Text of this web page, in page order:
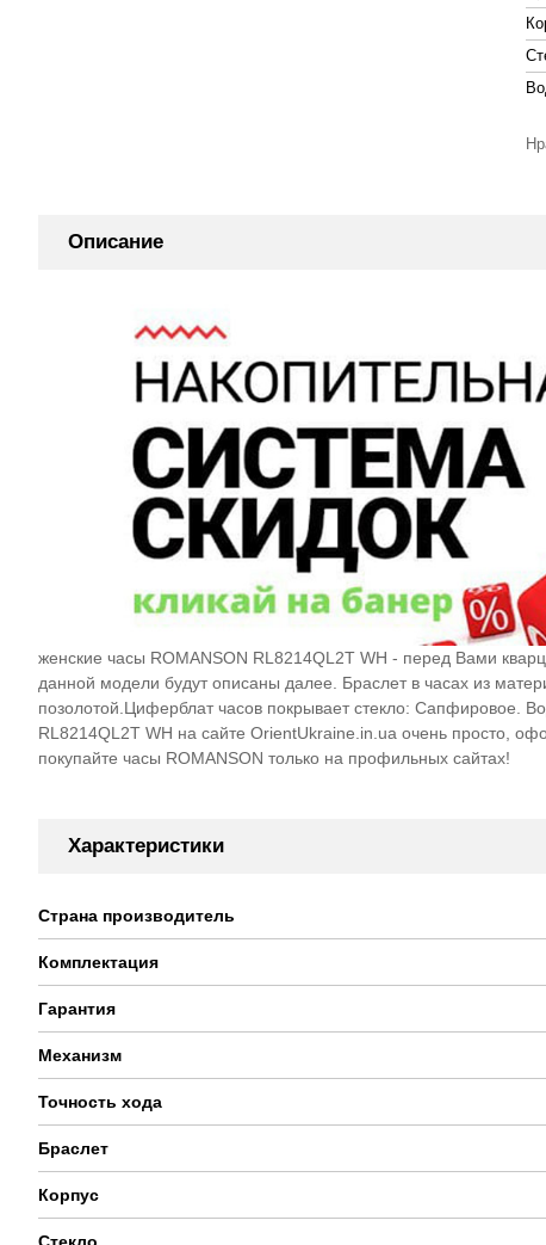
Описание
женские часы ROMANSON RL8214QL2T WH - перед Вами
данной модели будут описаны далее. Браслет в часах из
позолотой.Циферблат часов покрывает стекло: Сапфировое.
RL8214QL2T WH на сайте OrientUkraine.in.ua очень просто,
покупайте часы ROMANSON только на профильных сайтах!
Характеристики
Страна производитель
Комплектация
Гарантия
Механизм
Точность хода
Браслет
Корпус